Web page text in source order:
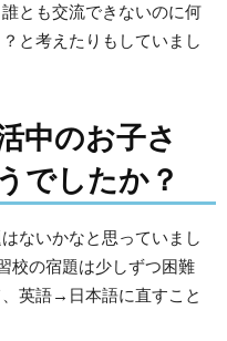
とも交流できないのに何
と考えたりもしていまし
中のお子さ
でしたか？
ないかなと思っていまし
校の宿題は少しずつ困難
英語→日本語に直すこと